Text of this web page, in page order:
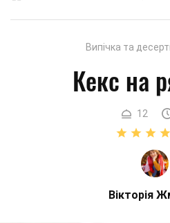
Випічка та
Кекс на
12
Вікторія